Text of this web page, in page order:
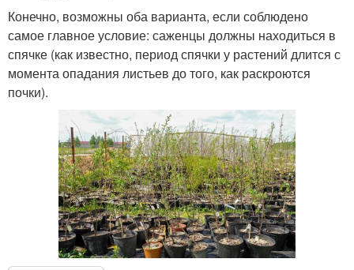
Конечно, возможны оба варианта, если соблюдено
самое главное условие: саженцы должны находиться в
спячке (как известно, период спячки у растений длится с
момента опадания листьев до того, как раскроются
почки).